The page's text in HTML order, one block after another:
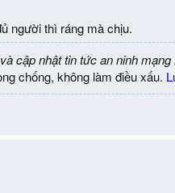
người thì ráng mà chịu.
cập nhật tin tức an ninh mạng
chống, không làm điều xấu.